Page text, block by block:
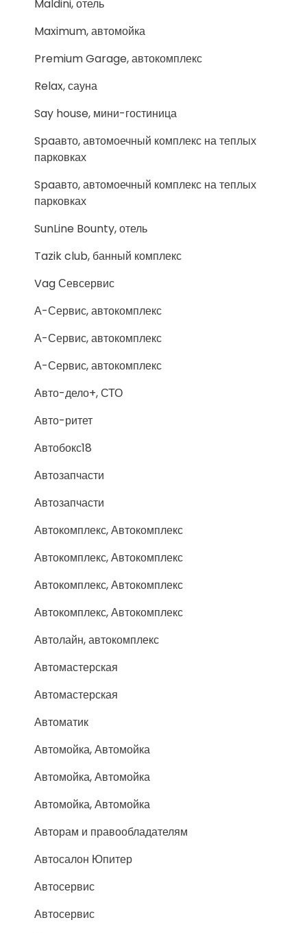
Maldini, отель
Maximum, автомойка
Premium Garage, автокомплекс
Relax, сауна
Say house, мини-гостиница
Spaавто, автомоечный комплекс на теплых
парковках
Spaавто, автомоечный комплекс на теплых
парковках
SunLine Bounty, отель
Tazik club, банный комплекс
Vag Севсервис
А-Сервис, автокомплекс
А-Сервис, автокомплекс
А-Сервис, автокомплекс
Авто-дело+, СТО
Авто-ритет
Автобокс18
Автозапчасти
Автозапчасти
Автокомплекс, Автокомплекс
Автокомплекс, Автокомплекс
Автокомплекс, Автокомплекс
Автокомплекс, Автокомплекс
Автолайн, автокомплекс
Автомастерская
Автомастерская
Автоматик
Автомойка, Автомойка
Автомойка, Автомойка
Автомойка, Автомойка
Авторам и правообладателям
Автосалон Юпитер
Автосервис
Автосервис